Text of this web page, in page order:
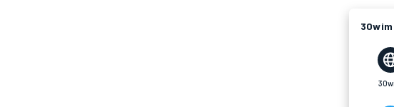
30wim